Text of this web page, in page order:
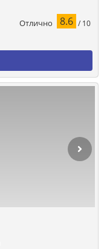
Отлично 8.6 / 10